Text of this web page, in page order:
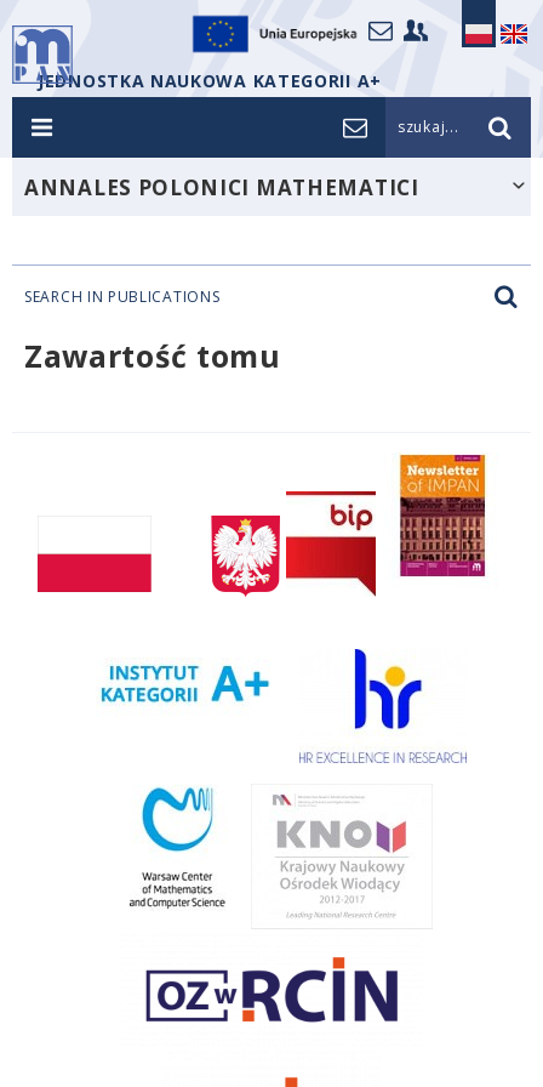
JEDNOSTKA NAUKOWA KATEGORII A+
szukaj...
ANNALES POLONICI MATHEMATICI
SEARCH IN PUBLICATIONS
Zawartość tomu